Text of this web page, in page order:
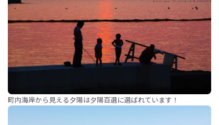
町内海岸から見える夕陽は夕陽百選に選ばれています！